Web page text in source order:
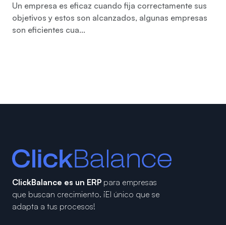
Un empresa es eficaz cuando fija correctamente sus
objetivos y estos son alcanzados, algunas empresas
son eficientes cua...
ClickBalance es un ERP para empresas
que buscan crecimiento. ¡El único que se
adapta a tus procesos!